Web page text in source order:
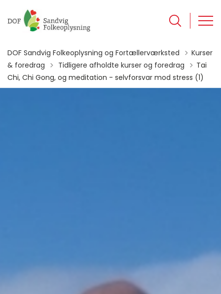
DOF Sandvig Folkeoplysning og Fortællerværksted
Kurser
& foredrag
Tilbage til
Tidligere afholdte kurser og foredrag
Tai
Chi, Chi Gong, og meditation - selvforsvar mod stress (1)